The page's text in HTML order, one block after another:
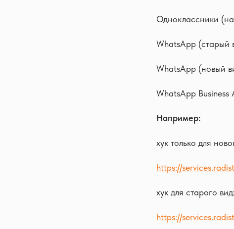
Одноклассники
WhatsApp (старый
WhatsApp (новый
WhatsApp
Например:
хук только для
https://
хук для старого
https://